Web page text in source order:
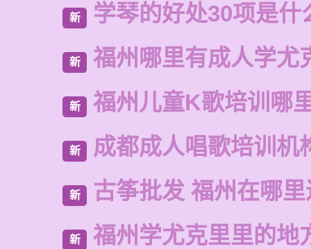
新 学琴的好处30项是什
新 福州哪里有成人学尤
新 福州儿童K歌培训哪
新 成都成人唱歌培训机
新 古筝批发 福州在哪
新 福州学尤克里里的地